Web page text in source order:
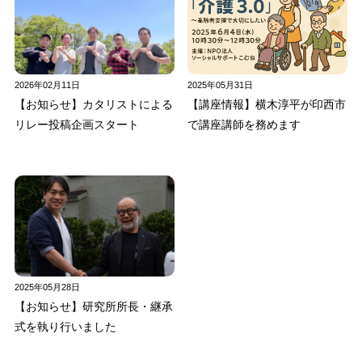
2026年02月11日
【お知らせ】カタリストによる
リレー投稿企画スタート
2025年05月31日
【講座情報】横木淳平が印西市
で講座講師を務めます
2025年05月28日
【お知らせ】研究所所長・継承
式を執り行いました